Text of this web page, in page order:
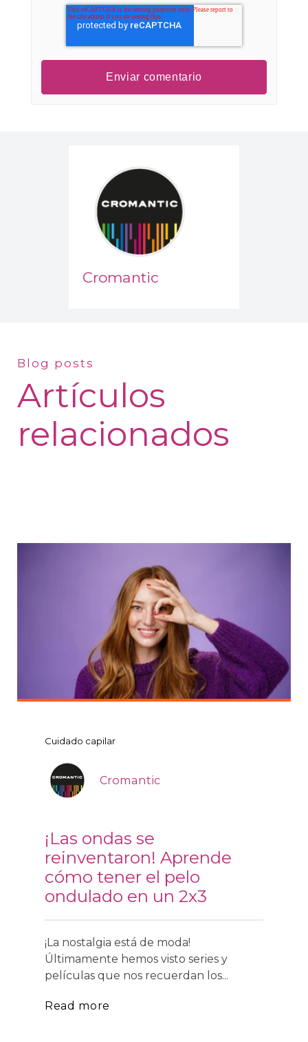
Cromantic
Blog posts
Artículos
relacionados
Cuidado capilar
Cromantic
¡Las ondas se
reinventaron! Aprende
cómo tener el pelo
ondulado en un 2x3
¡La nostalgia está de moda!
Últimamente hemos visto series y
películas que nos recuerdan los...
Read more